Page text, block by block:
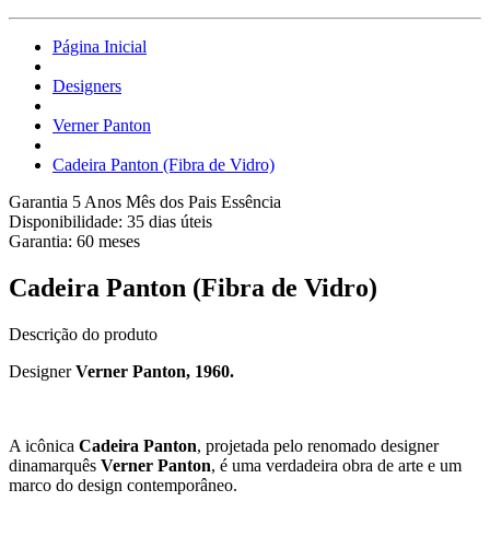
Página Inicial
Designers
Verner Panton
Cadeira Panton (Fibra de Vidro)
Garantia 5 Anos Mês dos Pais Essência
Disponibilidade: 35 dias úteis
Garantia: 60 meses
Cadeira Panton (Fibra de Vidro)
Descrição do produto
DesignerVerner Panton, 1960.
A icônica Cadeira Panton, projetada pelo renomado designer
dinamarquês Verner Panton, é uma verdadeira obra de arte e um
marco do design contemporâneo.